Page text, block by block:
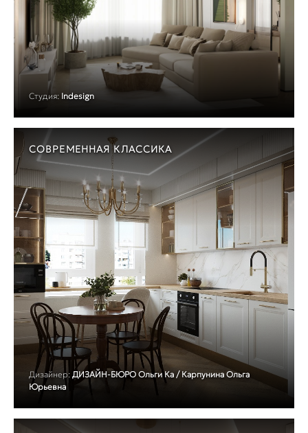
Студия: Indesign
СОВРЕМЕННАЯ КЛАССИКА
Дизайнер: ДИЗАЙН-БЮРО Ольги Ка / Карпунина Ольга
Юрьевна